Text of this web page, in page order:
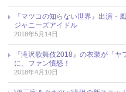
『マツコの知らない世界』出演
ジャニーズアイドル
2018年5月14日
『滝沢歌舞伎2018』の衣装が「
に、ファン憤怒！
2018年4月10日